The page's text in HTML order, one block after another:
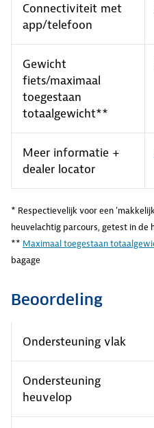
Connectiviteit met
app/telefoon
Gewicht
fiets/maximaal
toegestaan
totaalgewicht**
Meer informatie +
dealer locator
* Respectievelijk voor een
heuvelachtig parcours, getest in de
** Maximaal toegestaan
bagage
Beoordeling
Ondersteuning vlak
Ondersteuning
heuvelop